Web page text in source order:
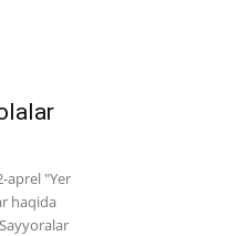
aprel "Yer
haqida